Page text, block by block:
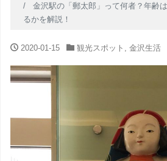
金沢駅の「郵太郎」って何者？年齢
るかを解説！
2020-01-15 観光スポット , 金沢生活